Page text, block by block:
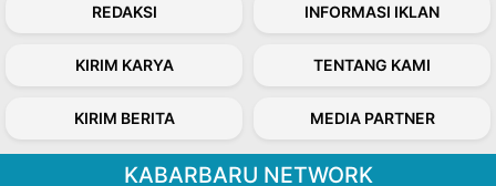
REDAKSI INFORMASI IKLAN
KIRIM KARYA TENTANG KAMI
KIRIM BERITA MEDIA PARTNER
KABARBARU NETWORK